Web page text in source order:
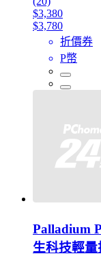
$3,380
$3,780
折價券
P幣
Palladium
生科技輕